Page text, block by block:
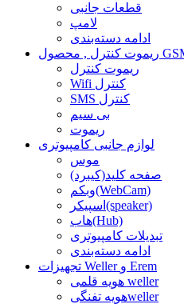
قطعات جانبی
لامپ
ادامه دسته‌بندی
ریموت کنترل
Wifi کنترل
SMS کنترل
بی سیم
ریموت
لوازم جانبی کامپیوتری
موس
صفحه کلید(کیبرد)
وبکم(WebCam)
اسپیکر(speaker)
هاب(Hub)
تبدیلات کامپیوتری
ادامه دسته‌بندی
تجهیزات Weller و Erem
هویه قلمی weller
هویه تفنگیweller